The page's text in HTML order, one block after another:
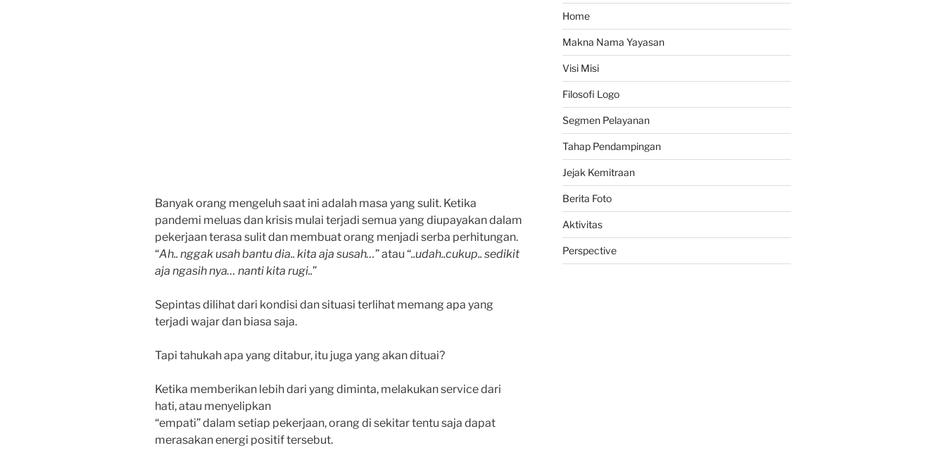
Banyak orang mengeluh saat ini adalah masa yang sulit. Ketika
pandemi meluas dan krisis mulai terjadi semua yang diupayakan dalam
pekerjaan terasa sulit dan membuat orang menjadi serba perhitungan.
“Ah.. nggak usah bantu dia.. kita aja susah…” atau “..udah..cukup.. sedikit
aja ngasih nya… nanti kita rugi..”
Sepintas dilihat dari kondisi dan situasi terlihat memang apa yang
terjadi wajar dan biasa saja.
Tapi tahukah apa yang ditabur, itu juga yang akan dituai?
Ketika memberikan lebih dari yang diminta, melakukan service dari
hati, atau menyelipkan
“empati” dalam setiap pekerjaan, orang di sekitar tentu saja dapat
merasakan energi positif tersebut.
Home
Makna Nama Yayasan
Visi Misi
Filosofi Logo
Segmen Pelayanan
Tahap Pendampingan
Jejak Kemitraan
Berita Foto
Aktivitas
Perspective